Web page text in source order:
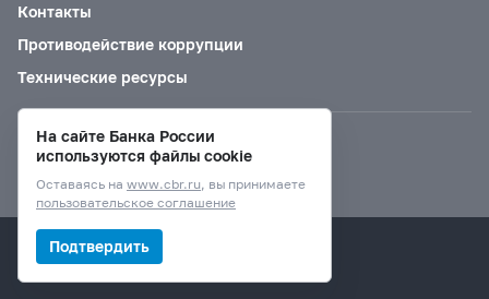
Контакты
Противодействие коррупции
Технические ресурсы
Версия для слабовидящих
© Банк России, 2000–2026.
На сайте Банка России
используются файлы cookie
Оставаясь на www.cbr.ru, вы принимаете
пользовательское соглашение
Подтвердить